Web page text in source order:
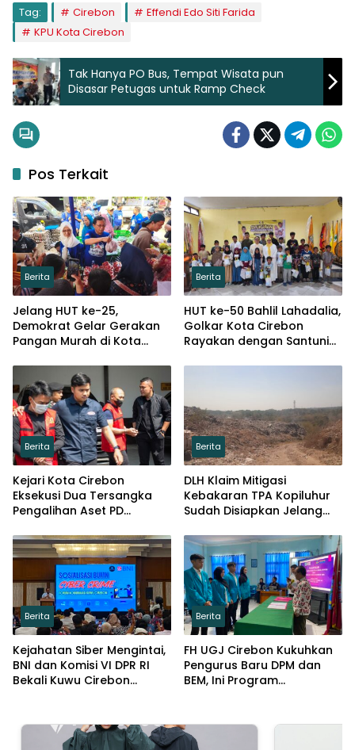
Tag: Cirebon
Effendi Edo Siti Farida
KPU Kota Cirebon
Tak Hanya PO Bus, Tempat Wisata pun
Disasar Petugas untuk Ramp Check
Pos Terkait
Berita
Jelang HUT ke-25,
Demokrat Gelar Gerakan
Pangan Murah di Kota
Berita
HUT ke-50 Bahlil Lahadalia,
Golkar Kota Cirebon
Rayakan dengan Santuni
Berita
Kejari Kota Cirebon
Eksekusi Dua Tersangka
Pengalihan Aset PD
Berita
DLH Klaim Mitigasi
Kebakaran TPA Kopiluhur
Sudah Disiapkan Jelang
Berita
Kejahatan Siber Mengintai,
BNI dan Komisi VI DPR RI
Bekali Kuwu Cirebon
Berita
FH UGJ Cirebon Kukuhkan
Pengurus Baru DPM dan
BEM, Ini Program